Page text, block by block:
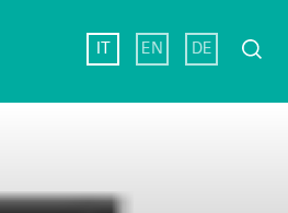
EN DE